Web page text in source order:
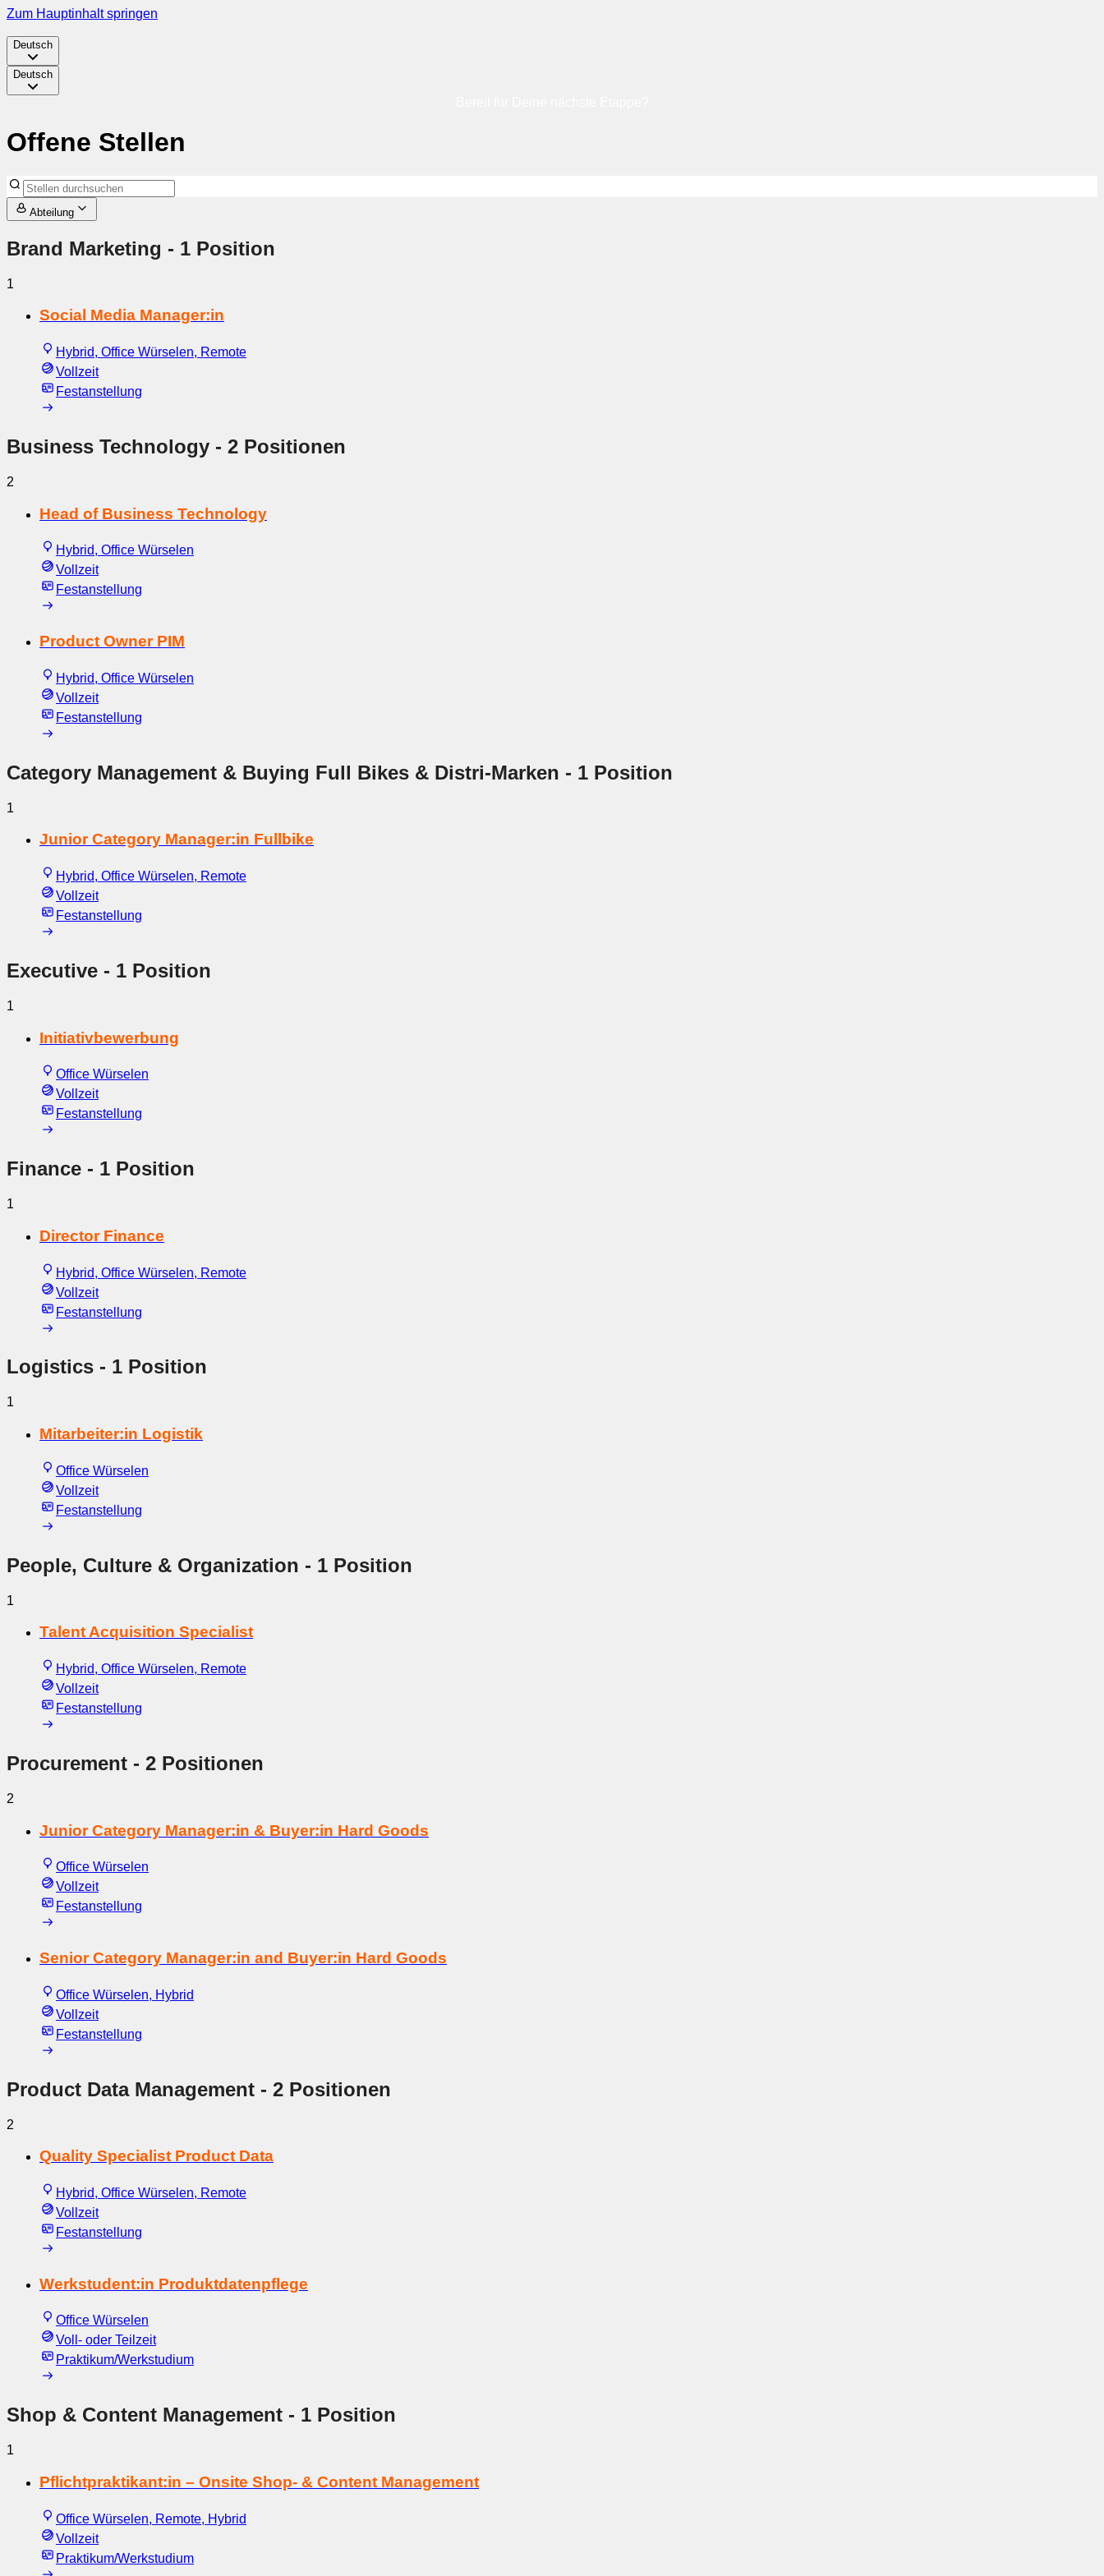
Zum Hauptinhalt springen
Deutsch
Deutsch
Offene Stellen
Abteilung
Brand Marketing - 1 Position
1
Social Media Manager:in
Hybrid, Office Würselen, Remote
Vollzeit
Festanstellung
Business Technology - 2 Positionen
2
Head of Business Technology
Hybrid, Office Würselen
Vollzeit
Festanstellung
Product Owner PIM
Hybrid, Office Würselen
Vollzeit
Festanstellung
Category Management & Buying Full Bikes & Distri-Marken - 1 Position
1
Junior Category Manager:in Fullbike
Hybrid, Office Würselen, Remote
Vollzeit
Festanstellung
Executive - 1 Position
1
Initiativbewerbung
Office Würselen
Vollzeit
Festanstellung
Finance - 1 Position
1
Director Finance
Hybrid, Office Würselen, Remote
Vollzeit
Festanstellung
Logistics - 1 Position
1
Mitarbeiter:in Logistik
Office Würselen
Vollzeit
Festanstellung
People, Culture & Organization - 1 Position
1
Talent Acquisition Specialist
Hybrid, Office Würselen, Remote
Vollzeit
Festanstellung
Procurement - 2 Positionen
2
Junior Category Manager:in & Buyer:in Hard Goods
Office Würselen
Vollzeit
Festanstellung
Senior Category Manager:in and Buyer:in Hard Goods
Office Würselen, Hybrid
Vollzeit
Festanstellung
Product Data Management - 2 Positionen
2
Quality Specialist Product Data
Hybrid, Office Würselen, Remote
Vollzeit
Festanstellung
Werkstudent:in Produktdatenpflege
Office Würselen
Voll- oder Teilzeit
Praktikum/Werkstudium
Shop & Content Management - 1 Position
1
Pflichtpraktikant:in – Onsite Shop- & Content Management
Office Würselen, Remote, Hybrid
Vollzeit
Praktikum/Werkstudium